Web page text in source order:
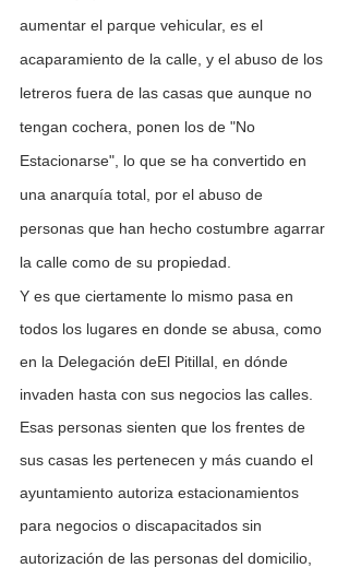
aumentar el parque vehicular, es el
acaparamiento de la calle, y el abuso de los
letreros fuera de las casas que aunque no
tengan cochera, ponen los de "No
Estacionarse", lo que se ha convertido en
una anarquía total, por el abuso de
personas que han hecho costumbre agarrar
la calle como de su propiedad.
Y es que ciertamente lo mismo pasa en
todos los lugares en donde se abusa, como
en la Delegación deEl Pitillal, en dónde
invaden hasta con sus negocios las calles.
Esas personas sienten que los frentes de
sus casas les pertenecen y más cuando el
ayuntamiento autoriza estacionamientos
para negocios o discapacitados sin
autorización de las personas del domicilio,